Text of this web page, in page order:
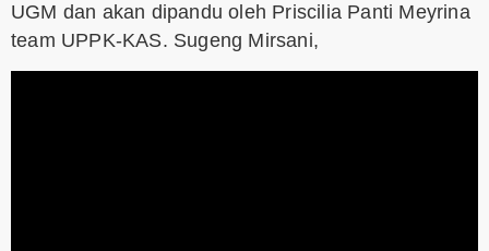
UGM dan akan dipandu oleh Priscilia Panti Meyrina
team UPPK-KAS. Sugeng Mirsani,